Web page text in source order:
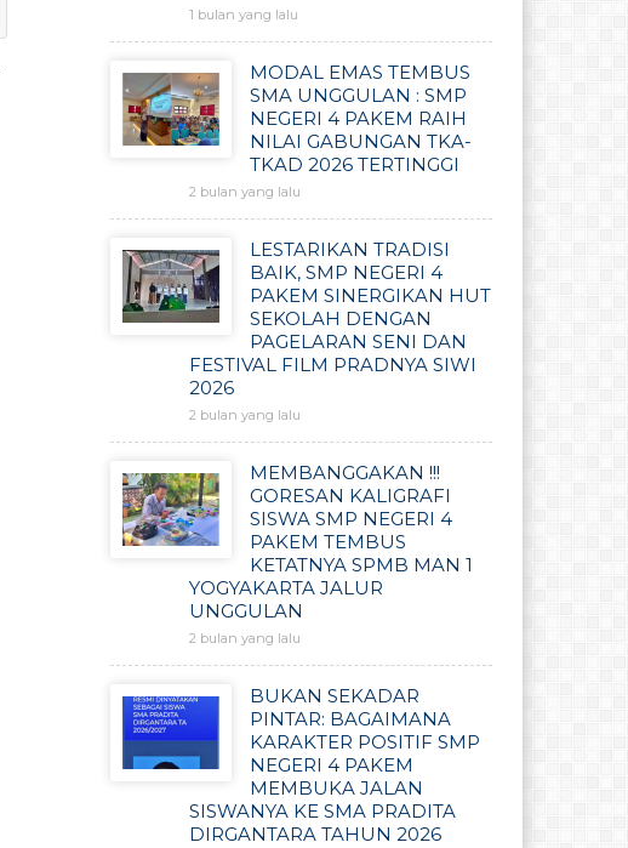
1 bulan yang lalu
MODAL EMAS TEMBUS
SMA UNGGULAN : SMP
NEGERI 4 PAKEM RAIH
NILAI GABUNGAN TKA-
TKAD 2026 TERTINGGI
2 bulan yang lalu
LESTARIKAN TRADISI
BAIK, SMP NEGERI 4
PAKEM SINERGIKAN HUT
SEKOLAH DENGAN
PAGELARAN SENI DAN
FESTIVAL FILM PRADNYA SIWI
2026
2 bulan yang lalu
MEMBANGGAKAN !!!
GORESAN KALIGRAFI
SISWA SMP NEGERI 4
PAKEM TEMBUS
KETATNYA SPMB MAN 1
YOGYAKARTA JALUR
UNGGULAN
2 bulan yang lalu
BUKAN SEKADAR
PINTAR: BAGAIMANA
KARAKTER POSITIF SMP
NEGERI 4 PAKEM
MEMBUKA JALAN
SISWANYA KE SMA PRADITA
DIRGANTARA TAHUN 2026